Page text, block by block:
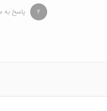
۲ پاسخ به